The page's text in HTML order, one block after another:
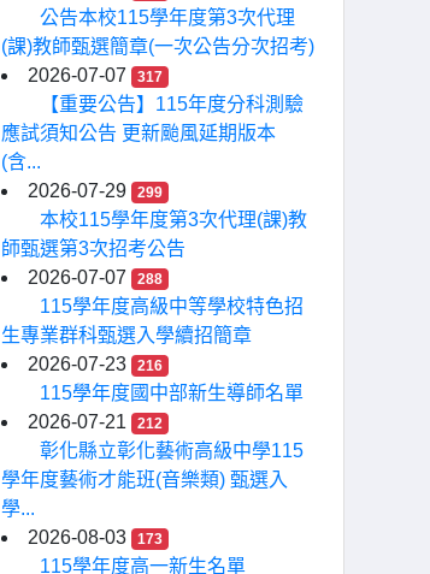
公告本校115學年度第3次代理
(課)教師甄選簡章(一次公告分次招考)
2026-07-07
317
【重要公告】115年度分科測驗
應試須知公告 更新颱風延期版本
(含...
2026-07-29
299
本校115學年度第3次代理(課)教
師甄選第3次招考公告
2026-07-07
288
115學年度高級中等學校特色招
生專業群科甄選入學續招簡章
2026-07-23
216
115學年度國中部新生導師名單
2026-07-21
212
彰化縣立彰化藝術高級中學115
學年度藝術才能班(音樂類) 甄選入
學...
2026-08-03
173
115學年度高一新生名單